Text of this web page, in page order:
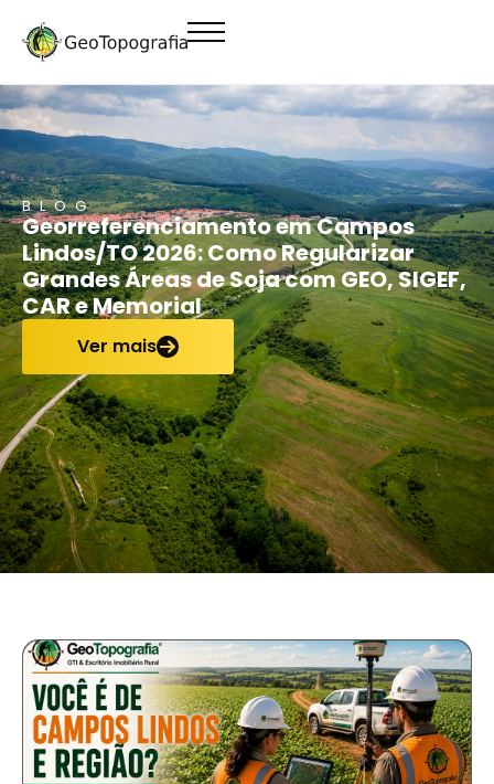
conteúdo
BLOG
Georreferenciamento em Campos
Lindos/TO 2026: Como Regularizar
Grandes Áreas de Soja com GEO, SIGEF,
CAR e Memorial
Ver mais